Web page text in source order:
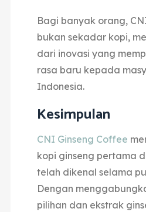
Bagi banyak orang,
bukan sekadar kopi,
dari inovasi yang
rasa baru kepada
Indonesia.
Kesimpulan
CNI Ginseng Coffee
kopi ginseng pertama
telah dikenal selama
Dengan
pilihan dan ekstrak